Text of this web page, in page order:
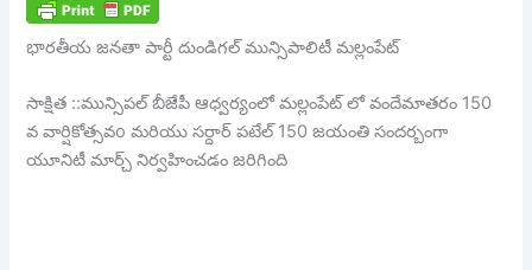
భారతీయ జనతా పార్టీ దుండిగల్ మున్సిపాలిటీ మల్లంపేట్
సాక్షిత ::మున్సిపల్ బీజేపీ ఆధ్వర్యంలో మల్లంపేట్ లో వందేమాతరం 150
వ వార్షికోత్సవo మరియు సర్దార్ పటేల్ 150 జయంతి సందర్బంగా
యూనిటీ మార్చ్ నిర్వహించడం జరిగింది